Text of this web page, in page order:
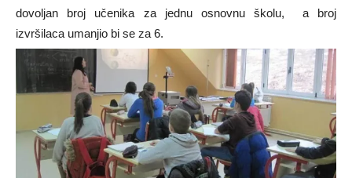
dovoljan broj učenika za jednu osnovnu školu, a broj
izvršilaca umanjio bi se za 6.